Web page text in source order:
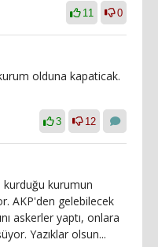
11 0
olduna kapaticak.
3 12
kurduğu kurumun
AKP'den gelebilecek
askerler yaptı, onlara
Yazıklar olsun...